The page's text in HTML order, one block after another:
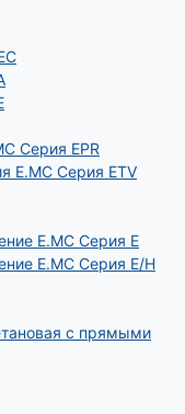
Серия EPR
E.MC Серия ETV
E.MC Серия E
E.MC Серия E/H
с прямыми